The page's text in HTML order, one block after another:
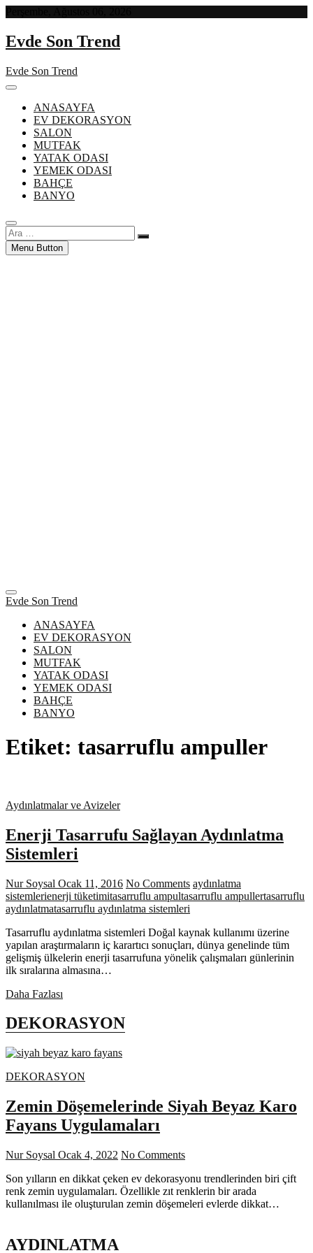
content
Evde Son Trend
Evde Son Trend
ANASAYFA
EV DEKORASYON
SALON
MUTFAK
YATAK ODASI
YEMEK ODASI
BAHÇE
BANYO
Ara
…Menu Button
Evde Son Trend
ANASAYFA
EV DEKORASYON
SALON
MUTFAK
YATAK ODASI
YEMEK ODASI
BAHÇE
BANYO
Etiket: tasarruflu ampuller
Aydınlatmalar ve Avizeler
Enerji Tasarrufu Sağlayan Aydınlatma
Sistemleri
Nur Soysal Ocak 11, 2016 No Comments aydınlatma
sistemlerienerji tüketimitasarruflu ampultasarruflu ampullertasarruflu
aydınlatmatasarruflu aydınlatma sistemleri
Tasarruflu aydınlatma sistemleri Doğal kaynak kullanımı üzerine
yapılan araştırmaların iç karartıcı sonuçları, dünya genelinde tüm
gelişmiş ülkelerin enerji tasarrufuna yönelik çalışmaları günlerinin
ilk sıralarına almasına…
Daha Fazlası
Sağlayan
Aydınlatma
DEKORASYON
DEKORASYON
Zemin Döşemelerinde Siyah Beyaz Karo
Fayans Uygulamaları
Nur Soysal Ocak 4, 2022 No Comments
Son yılların en dikkat çeken ev dekorasyonu trendlerinden biri çift
renk zemin uygulamaları. Özellikle zıt renklerin bir arada
kullanılması ile oluşturulan zemin döşemeleri evlerde dikkat…
AYDINLATMA